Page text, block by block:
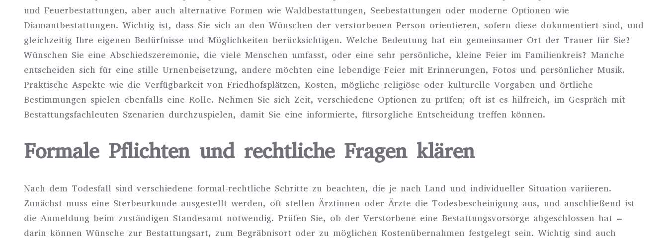
und Feuerbestattungen, aber auch alternative Formen wie Waldbestattungen, Seebestattungen oder moderne Optionen wie
Diamantbestattungen. Wichtig ist, dass Sie sich an den Wünschen der verstorbenen Person orientieren, sofern diese dokumentiert sind, und
gleichzeitig Ihre eigenen Bedürfnisse und Möglichkeiten berücksichtigen. Welche Bedeutung hat ein gemeinsamer Ort der Trauer für Sie?
Wünschen Sie eine Abschiedszeremonie, die viele Menschen umfasst, oder eine sehr persönliche, kleine Feier im Familienkreis? Manche
entscheiden sich für eine stille Urnenbeisetzung, andere möchten eine lebendige Feier mit Erinnerungen, Fotos und persönlicher Musik.
Praktische Aspekte wie die Verfügbarkeit von Friedhofsplätzen, Kosten, mögliche religiöse oder kulturelle Vorgaben und örtliche
Bestimmungen spielen ebenfalls eine Rolle. Nehmen Sie sich Zeit, verschiedene Optionen zu prüfen; oft ist es hilfreich, im Gespräch mit
Bestattungsfachleuten Szenarien durchzuspielen, damit Sie eine informierte, fürsorgliche Entscheidung treffen können.
Formale Pflichten und rechtliche Fragen klären
Nach dem Todesfall sind verschiedene formal-rechtliche Schritte zu beachten, die je nach Land und individueller Situation variieren.
Zunächst muss eine Sterbeurkunde ausgestellt werden, oft stellen Ärztinnen oder Ärzte die Todesbescheinigung aus, und anschließend ist
die Anmeldung beim zuständigen Standesamt notwendig. Prüfen Sie, ob der Verstorbene eine Bestattungsvorsorge abgeschlossen hat –
darin können Wünsche zur Bestattungsart, zum Begräbnisort oder zu möglichen Kostenübernahmen festgelegt sein. Wichtig sind auch